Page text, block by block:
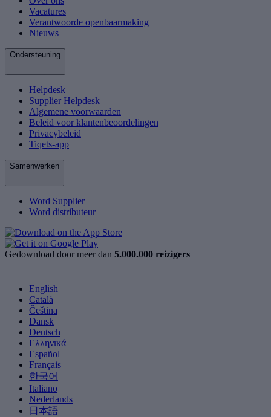
Vacatures
Verantwoorde openbaarmaking
Nieuws
Ondersteuning
Helpdesk
Supplier Helpdesk
Algemene voorwaarden
Beleid voor klantenbeoordelingen
Privacybeleid
Tiqets-app
Samenwerken
Word Supplier
Word distributeur
Gedownload door meer dan 5.000.000 reizigers
English
Català
Čeština
Dansk
Deutsch
Ελληνικά
Español
Français
한국어
Italiano
Nederlands
日本語